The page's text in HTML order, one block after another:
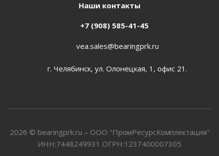
Наши контакты
+7 (908) 585-41-45
vea.sales@bearingprk.ru
г. Челябинск, ул. Олонецкая, 1, офис 21.
2026 © bearingprk.ru – ООО "ПромРесурсКомплектация"
ИНН:7448249931 ОГРН:1237400007305